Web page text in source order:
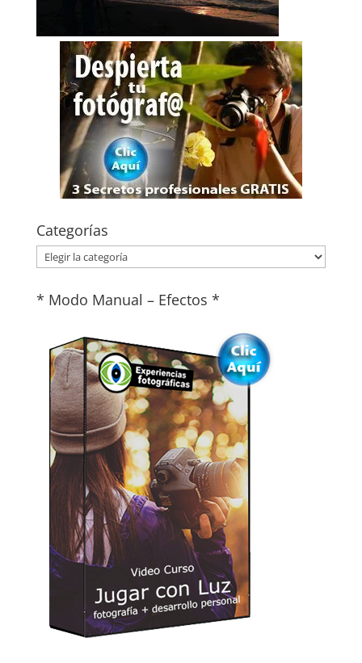
Categorías
Categorías
* Modo Manual – Efectos *